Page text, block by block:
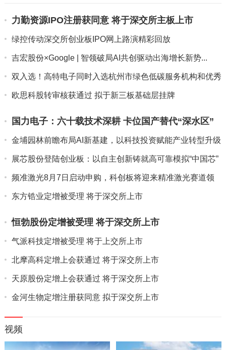
力勤资源IPO注册获同意 将于深交所主板上市
绿控传动深交所创业板IPO网上路演精彩回放
吉宏股份×Google | 智领破局AI共创驱动出海增长新势...
双入选！高特电子同时入选杭州市绿色低碳服务机构和优秀
解决方案...
欧思科股转审核获通过 拟于新三板基础层挂牌
国力电子：六十载技术深耕 卡位国产替代“深水区”
金埔园林前瞻布局AI新基建，以科技投资赋能产业转型升级
展芯股份登陆创业板：以自主创新铸就高可靠模拟“中国芯”
频准激光8月7日启动申购，科创板将迎来精准激光赛道领
军者
东方锆业定增被受理 将于深交所上市
恒勃股份定增被受理 将于深交所上市
气派科技定增被受理 将于上交所上市
北摩高科定增上会获通过 将于深交所上市
天原股份定增上会获通过 将于深交所上市
金河生物定增注册获同意 拟于深交所上市
视频